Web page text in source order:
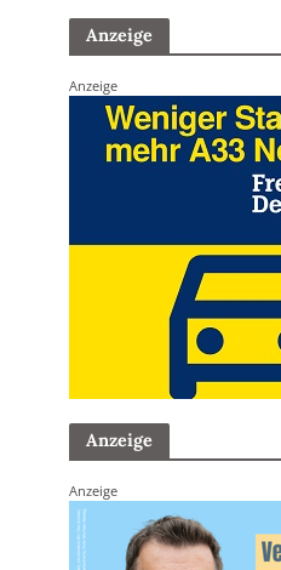
Anzeige
Anzeige
Anzeige
Anzeige